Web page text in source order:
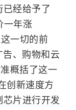
经给予了
年涨
一切的前
、购物和云
概括了这一
创新速度方
片进行开发